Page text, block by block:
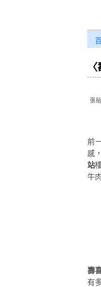
張
前
感
站
牛
壽
有